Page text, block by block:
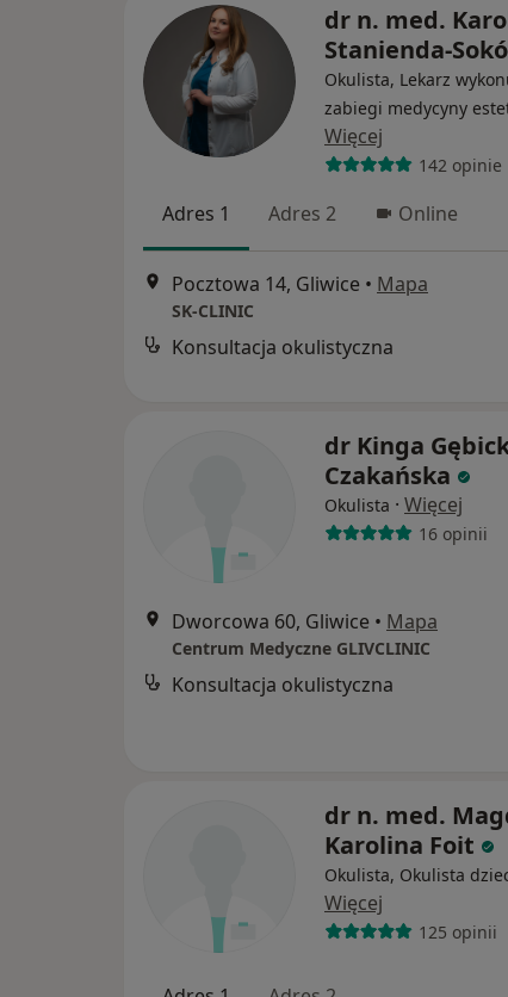
dr n. med.
Stanienda-
Okulista, Lekarz
zabiegi medycyny
Więcej
142 opinie
Adres 1 Adres 2 Online
Pocztowa 14, Gliwice • Mapa
SK-CLINIC
Konsultacja okulistyczna
dr Kinga
Czakańska
Okulista · Więcej
16 opinii
Dworcowa 60, Gliwice • Mapa
Centrum Medyczne GLIVCLINIC
Konsultacja okulistyczna
dr n. med.
Karolina Foit
Okulista, Okulista
Więcej
125 opinii